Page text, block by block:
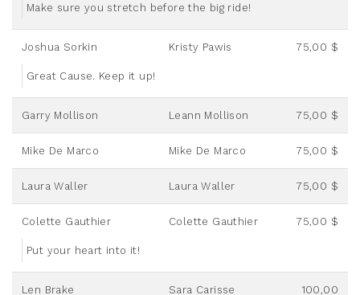
Make sure you stretch before the big ride!
Joshua Sorkin Kristy Pawis 75,00 $
Great Cause. Keep it up!
Garry Mollison Leann Mollison 75,00 $
Mike De Marco Mike De Marco 75,00 $
Laura Waller Laura Waller 75,00 $
Colette Gauthier Colette Gauthier 75,00 $
Put your heart into it!
Len Brake Sara Carisse 100,00